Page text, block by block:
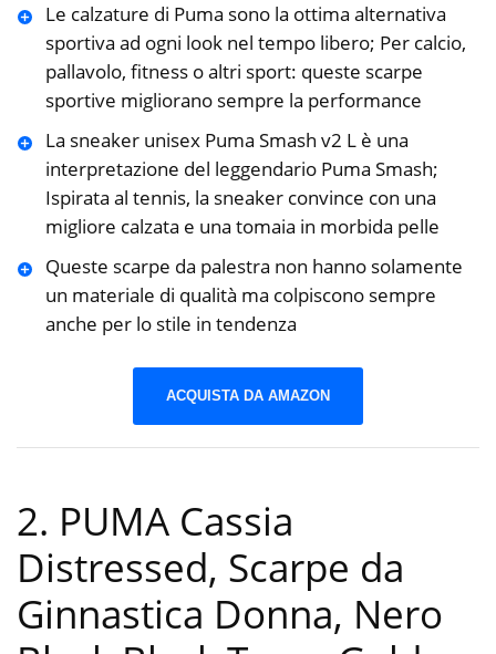
Le calzature di Puma sono la ottima alternativa
sportiva ad ogni look nel tempo libero; Per calcio,
pallavolo, fitness o altri sport: queste scarpe
sportive migliorano sempre la performance
La sneaker unisex Puma Smash v2 L è una
interpretazione del leggendario Puma Smash;
Ispirata al tennis, la sneaker convince con una
migliore calzata e una tomaia in morbida pelle
Queste scarpe da palestra non hanno solamente
un materiale di qualità ma colpiscono sempre
anche per lo stile in tendenza
ACQUISTA DA AMAZON
2. PUMA Cassia
Distressed, Scarpe da
Ginnastica Donna, Nero